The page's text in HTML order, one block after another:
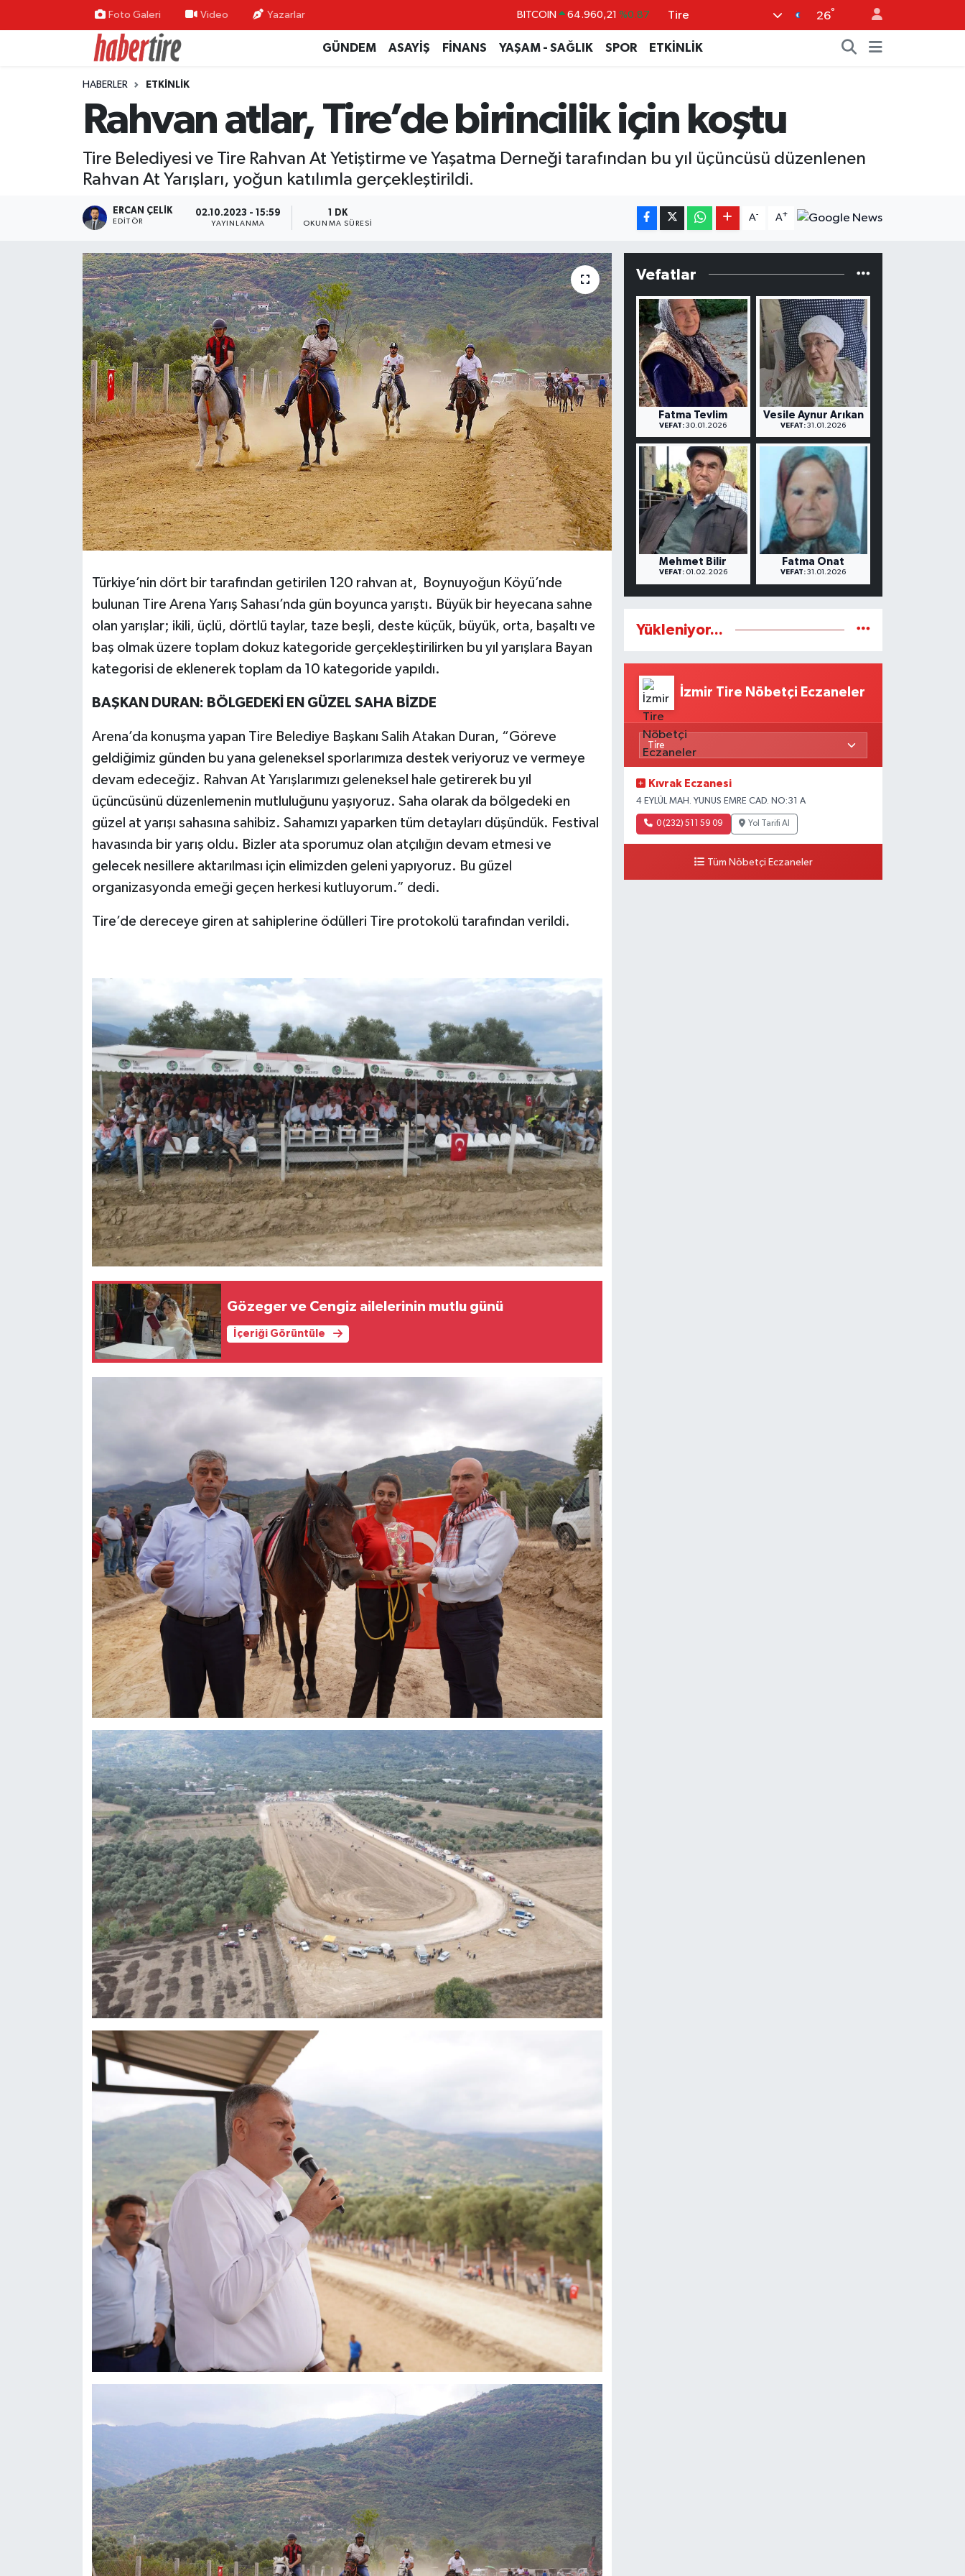
Foto Galeri Video Yazarlar DOLAR 47,7436 %0.18
EURO 55,2510 %0.32
BİST100 13.773 %-19
Tire 26°
GÜNDEM ASAYİŞ FİNANS YAŞAM - SAĞLIK SPOR ETKİNLİK
HABERLER ETKİNLİK
Rahvan atlar, Tire’de birincilik için koştu
Tire Belediyesi ve Tire Rahvan At Yetiştirme ve Yaşatma Derneği tarafından bu yıl üçüncüsü düzenlenen
Rahvan At Yarışları, yoğun katılımla gerçekleştirildi.
ERCAN ÇELIK
EDITÖR
02.10.2023 - 15:59
YAYINLANMA
1 DK
OKUNMA SÜRESI
A- A+
Türkiye’nin dört bir tarafından getirilen 120 rahvan at, Boynuyoğun Köyü’nde
bulunan Tire Arena Yarış Sahası’nda gün boyunca yarıştı. Büyük bir heyecana sahne
olan yarışlar; ikili, üçlü, dörtlü taylar, taze beşli, deste küçük, büyük, orta, başaltı ve
baş olmak üzere toplam dokuz kategoride gerçekleştirilirken bu yıl yarışlara Bayan
kategorisi de eklenerek toplam da 10 kategoride yapıldı.
BAŞKAN DURAN: BÖLGEDEKİ EN GÜZEL SAHA BİZDE
Arena’da konuşma yapan Tire Belediye Başkanı Salih Atakan Duran, “Göreve
geldiğimiz günden bu yana geleneksel sporlarımıza destek veriyoruz ve vermeye
devam edeceğiz. Rahvan At Yarışlarımızı geleneksel hale getirerek bu yıl
üçüncüsünü düzenlemenin mutluluğunu yaşıyoruz. Saha olarak da bölgedeki en
güzel at yarışı sahasına sahibiz. Sahamızı yaparken tüm detayları düşündük. Festival
havasında bir yarış oldu. Bizler ata sporumuz olan atçılığın devam etmesi ve
gelecek nesillere aktarılması için elimizden geleni yapıyoruz. Bu güzel
organizasyonda emeği geçen herkesi kutluyorum.” dedi.
Tire’de dereceye giren at sahiplerine ödülleri Tire protokolü tarafından verildi.
Gözeger ve Cengiz ailelerinin mutlu günü
İçeriği Görüntüle
Vefatlar
Fatma Tevlim
VEFAT: 30.01.2026
Vesile Aynur Arıkan
VEFAT: 31.01.2026
Mehmet Bilir
VEFAT:01.02.2026
Fatma Onat
VEFAT: 31.01.2026
Yükleniyor...
İzmir Tire Nöbetçi Eczaneler
Kıvrak Eczanesi
4 EYLÜL MAH. YUNUS EMRE CAD. NO:31 A
0 (232) 511 59 09 Yol Tarifi Al
Tüm Nöbetçi Eczaneler
Tire Nöbetçi Eczaneler
Tire Hava Durumu
Tire Trafik Yoğunluk Haritası
Süper Lig Puan Durumu ve Fikstür
Haber Arşivi